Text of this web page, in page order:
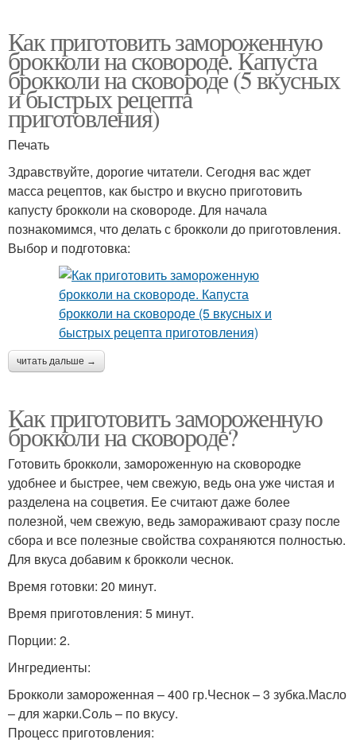
Как приготовить замороженную
брокколи на сковороде. Капуста
брокколи на сковороде (5 вкусных
и быстрых рецепта
приготовления)
Печать
Здравствуйте, дорогие читатели. Сегодня вас ждет
масса рецептов, как быстро и вкусно приготовить
капусту брокколи на сковороде. Для начала
познакомимся, что делать с брокколи до приготовления.
Выбор и подготовка:
читать дальше →
Как приготовить замороженную
брокколи на сковороде?
Готовить брокколи, замороженную на сковородке
удобнее и быстрее, чем свежую, ведь она уже чистая и
разделена на соцветия. Ее считают даже более
полезной, чем свежую, ведь замораживают сразу после
сбора и все полезные свойства сохраняются полностью.
Для вкуса добавим к брокколи чеснок.
Время готовки: 20 минут.
Время приготовления: 5 минут.
Порции: 2.
Ингредиенты:
Брокколи замороженная – 400 гр.Чеснок – 3 зубка.Масло
– для жарки.Соль – по вкусу.
Процесс приготовления: